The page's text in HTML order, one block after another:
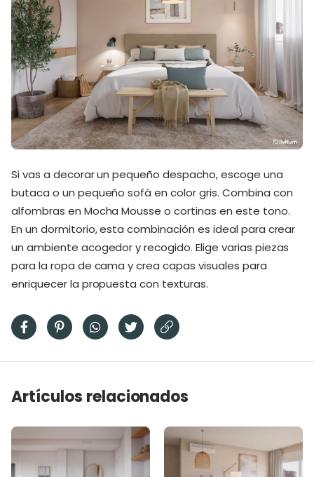
Si vas a decorar un pequeño despacho, escoge una
butaca o un pequeño sofá en color gris. Combina con
alfombras en Mocha Mousse o cortinas en este tono.
En un dormitorio, esta combinación es ideal para crear
un ambiente acogedor y recogido. Elige varias piezas
para la ropa de cama y crea capas visuales para
enriquecer la propuesta con texturas.
Artículos relacionados